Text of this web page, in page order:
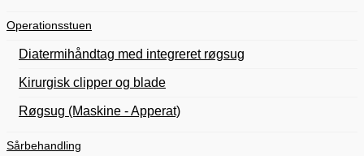
Operationsstuen
Diatermihåndtag med integreret røgsug
Kirurgisk clipper og blade
Røgsug (Maskine - Apperat)
Sårbehandling